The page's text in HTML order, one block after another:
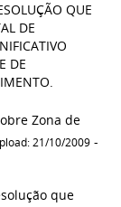
QUE
DE
DE
Zona de
21/10/2009 -
que